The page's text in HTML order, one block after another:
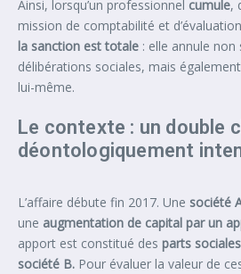
Ainsi, lorsqu’un professionnel cumule,
mission de comptabilité et
la sanction est totale : elle annule non
délibérations sociales, mais
lui-même.
Le contexte : un double
déontologiquement
L’affaire débute fin 2017. Une société
une augmentation de capital par un
apport est constitué des parts sociales
société B. Pour évaluer la valeur de